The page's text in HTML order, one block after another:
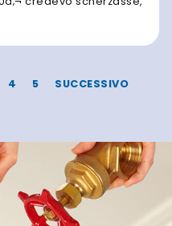
4 5 SUCCESSIVO